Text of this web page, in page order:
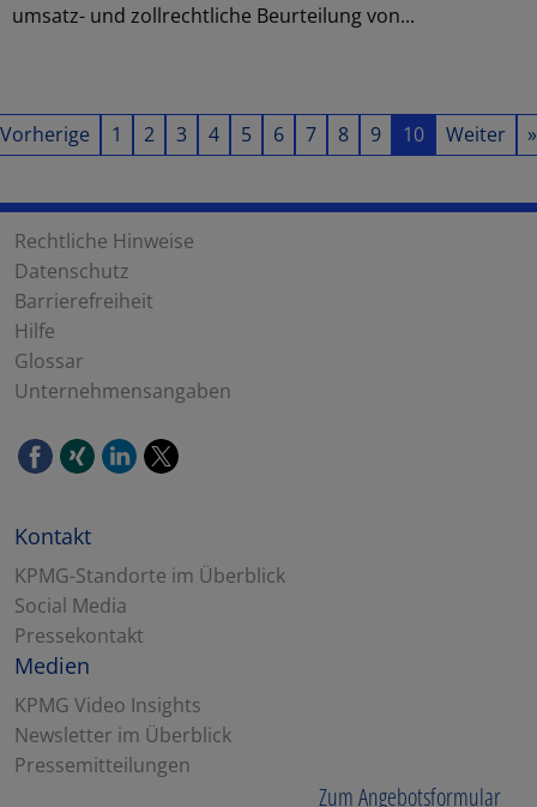
umsatz- und zollrechtliche Beurteilung von...
Vorherige 1 2 3 4 5 6 7 8 9 10 Weiter »
Rechtliche Hinweise
Datenschutz
Barrierefreiheit
Hilfe
Glossar
Unternehmensangaben
Kontakt
KPMG-Standorte im Überblick
Social Media
Pressekontakt
Medien
KPMG Video Insights
Newsletter im Überblick
Pressemitteilungen
Zum Angebotsformular